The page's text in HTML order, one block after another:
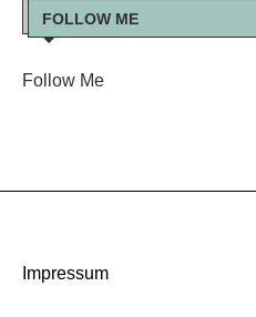
FOLLOW ME
Follow Me
Impressum